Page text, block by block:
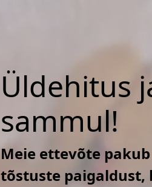
Üldehitus
sammul!
Meie ettevõte
tõstuste paigaldust,